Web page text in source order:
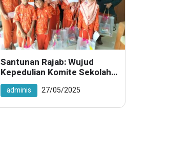
Santunan Rajab: Wujud
Kepedulian Komite Sekolah
SD Antawirya
adminis 27/05/2025